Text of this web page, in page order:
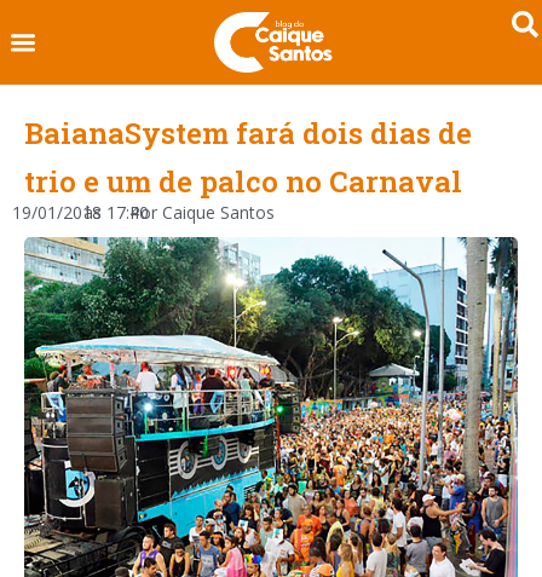
BaianaSystem fará dois dias de
trio e um de palco no Carnaval
19/01/2018
às 17:40
Por Caique Santos